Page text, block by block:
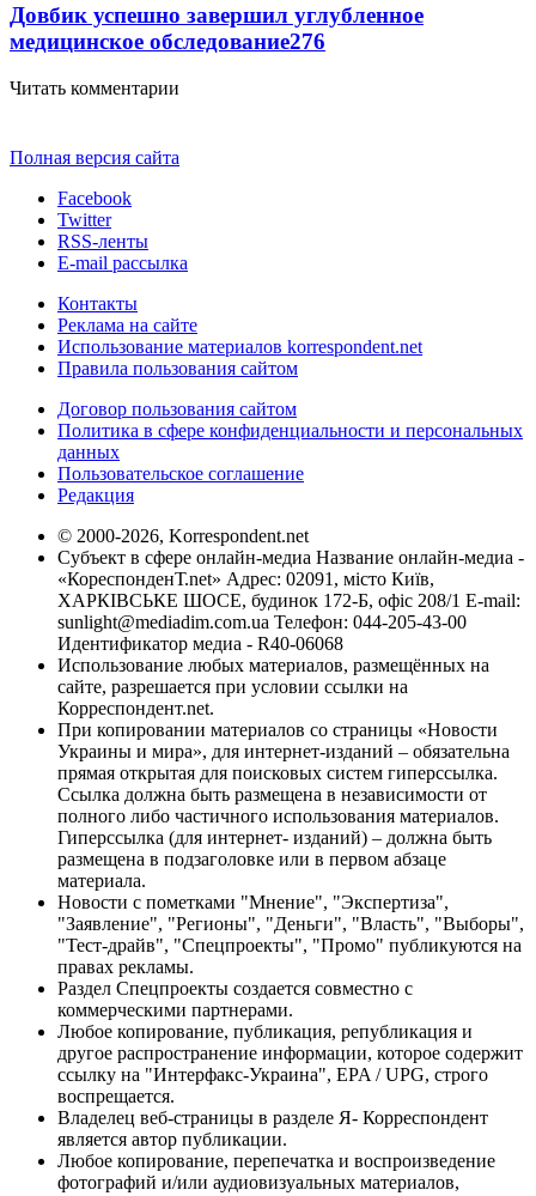
Довбик успешно завершил углубленное
медицинское обследование276
Читать комментарии
Полная версия сайта
Facebook
Twitter
RSS-ленты
E-mail рассылка
Контакты
Реклама на сайте
Использование материалов korrespondent.net
Правила пользования сайтом
Договор пользования сайтом
Политика в сфере конфиденциальности и персональных
данных
Пользовательское соглашение
Редакция
© 2000-2026, Korrespondent.net
Субъект в сфере онлайн-медиа Название онлайн-медиа -
«КореспонденТ.net» Адрес: 02091, місто Київ,
ХАРКІВСЬКЕ ШОСЕ, будинок 172-Б, офіс 208/1 E-mail:
sunlight@mediadim.com.ua Телефон: 044-205-43-00
Идентификатор медиа - R40-06068
Использование любых материалов, размещённых на
сайте, разрешается при условии ссылки на
Корреспондент.net.
При копировании материалов со страницы «Новости
Украины и мира», для интернет-изданий – обязательна
прямая открытая для поисковых систем гиперссылка.
Ссылка должна быть размещена в независимости от
полного либо частичного использования материалов.
Гиперссылка (для интернет- изданий) – должна быть
размещена в подзаголовке или в первом абзаце
материала.
Новости с пометками "Мнение", "Экспертиза",
"Заявление", "Регионы", "Деньги", "Власть", "Выборы",
"Тест-драйв", "Спецпроекты", "Промо" публикуются на
правах рекламы.
Раздел Спецпроекты создается совместно с
коммерческими партнерами.
Любое копирование, публикация, републикация и
другое распространение информации, которое содержит
ссылку на "Интерфакс-Украина", EPA / UPG, строго
воспрещается.
Владелец веб-страницы в разделе Я- Корреспондент
является автор публикации.
Любое копирование, перепечатка и воспроизведение
фотографий и/или аудиовизуальных материалов,